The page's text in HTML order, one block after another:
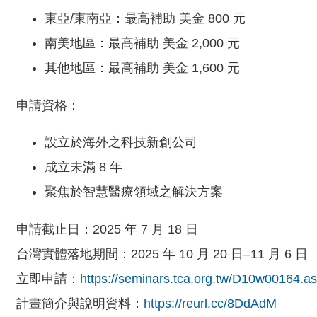
東亞/東南亞：最高補助 美金 800 元
南美地區：最高補助 美金 2,000 元
其他地區：最高補助 美金 1,600 元
申請資格：
設立於海外之科技新創公司
成立未滿 8 年
聚焦於智慧醫療領域之解決方案
申請截止日：2025 年 7 月 18 日
台灣實體落地期間：2025 年 10 月 20 日–11 月 6 日
立即申請： https://seminars.tca.org.tw/
計畫簡介與說明資料： https://reurl.cc/8DdAdM